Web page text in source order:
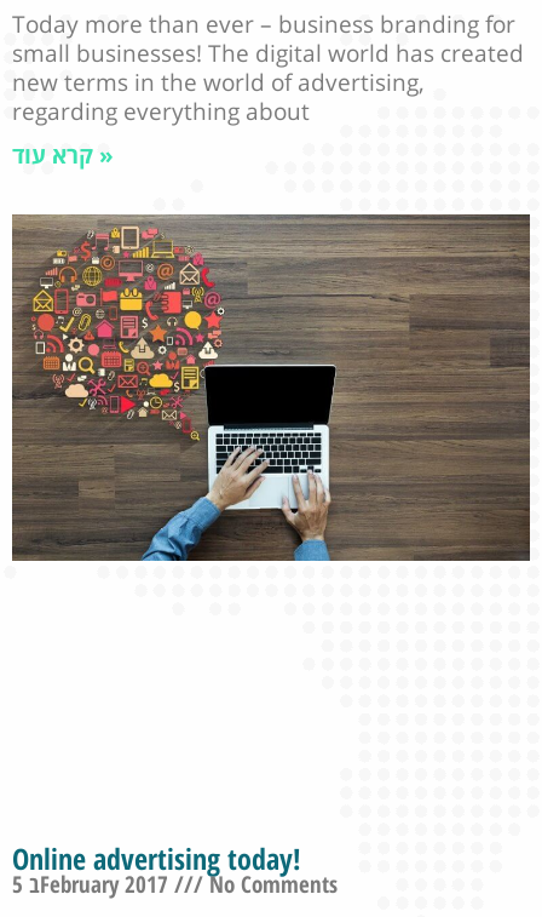
Today more than ever – business branding for
small businesses! The digital world has created
new terms in the world of advertising,
regarding everything about
קרא עוד »
Online advertising today!
5 בFebruary 2017
No Comments